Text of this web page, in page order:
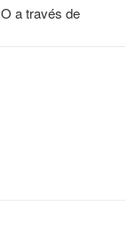
O a través de